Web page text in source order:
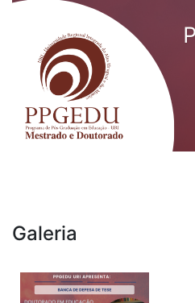
Galeria